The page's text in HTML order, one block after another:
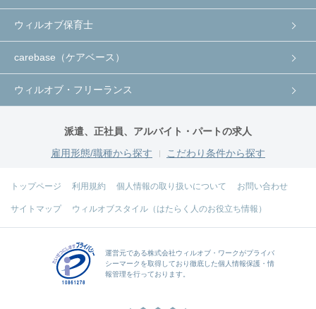
ウィルオブ保育士
carebase（ケアベース）
ウィルオブ・フリーランス
派遣、正社員、アルバイト・パートの求人
雇用形態/職種から探す
こだわり条件から探す
トップページ 利用規約 個人情報の取り扱いについて お問い合わせ
サイトマップ ウィルオブスタイル（はたらく人のお役立ち情報）
運営元である株式会社ウィルオブ・ワークがプライバ
シーマークを取得しており徹底した個人情報保護・情
報管理を行っております。